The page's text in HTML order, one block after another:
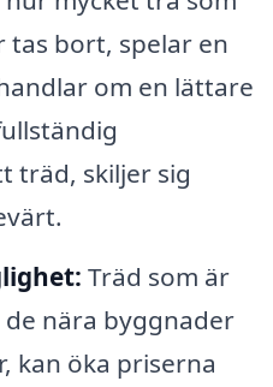
tas bort, spelar en
om en lättare
träd, skiljer sig
Träd som är
nära byggnader
kan öka priserna